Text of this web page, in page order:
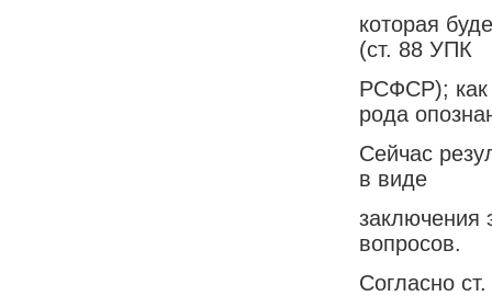
которая
(ст. 88 УПК
РСФСР); как
рода
Сейчас
в виде
заключения
вопросов.
Согласно